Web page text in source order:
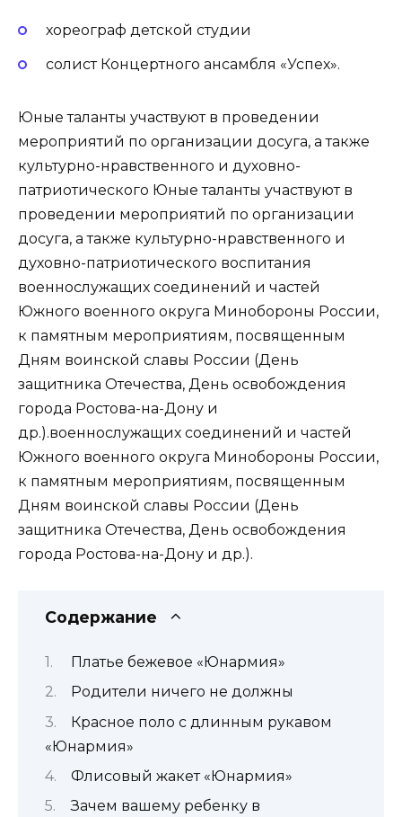
хореограф детской студии
солист Концертного ансамбля «Успех».
Юные таланты участвуют в проведении
мероприятий по организации досуга, а также
культурно-нравственного и духовно-
патриотического Юные таланты участвуют в
проведении мероприятий по организации
досуга, а также культурно-нравственного и
духовно-патриотического воспитания
военнослужащих соединений и частей
Южного военного округа Минобороны России,
к памятным мероприятиям, посвященным
Дням воинской славы России (День
защитника Отечества, День освобождения
города Ростова-на-Дону и
др.).военнослужащих соединений и частей
Южного военного округа Минобороны России,
к памятным мероприятиям, посвященным
Дням воинской славы России (День
защитника Отечества, День освобождения
города Ростова-на-Дону и др.).
Содержание
Платье бежевое «Юнармия»
Родители ничего не должны
Красное поло с длинным рукавом
«Юнармия»
Флисовый жакет «Юнармия»
Зачем вашему ребенку в